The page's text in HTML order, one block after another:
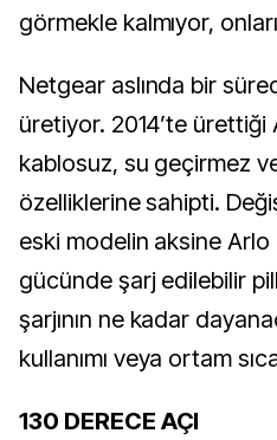
görmekle kalmıyor,
Netgear aslında bir
üretiyor. 2014’te ürettiği
kablosuz, su geçirmez
özelliklerine sahipti.
eski modelin aksine
gücünde şarj edilebilir
şarjının ne kadar
kullanımı veya ortam
130 DERECE AÇI